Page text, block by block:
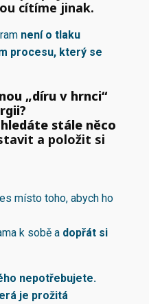
cítíme jinak.
není o tlaku
procesu, který se
„díru v hrnci“
hledáte stále něco
a položit si
místo toho, abych ho
k sobě a dopřát si
nepotřebujete.
je prožitá